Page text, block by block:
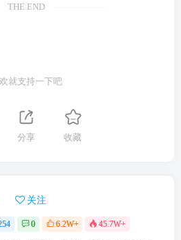
THE END
就支持一下吧
分享 收藏
关注
0 6.2W+ 45.7W+